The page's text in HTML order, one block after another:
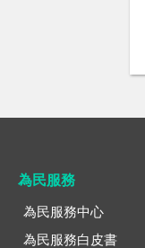
為民服務
為民服務中心
為民服務白皮書